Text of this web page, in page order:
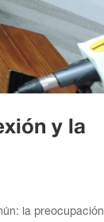
y la
la preocupación